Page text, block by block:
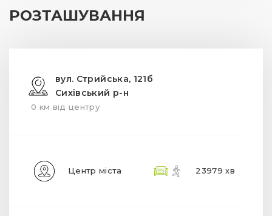
РОЗТАШУВАННЯ
вул. Стрийська, 121б
Сихівський р-н
0 км від центру
Центр міста 23979 хв